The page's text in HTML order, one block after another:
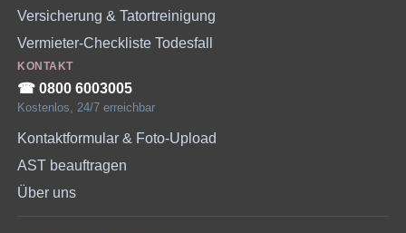
Versicherung & Tatortreinigung
Vermieter-Checkliste Todesfall
KONTAKT
☎︎ 0800 6003005
Kostenlos, 24/7 erreichbar
Kontaktformular & Foto-Upload
AST beauftragen
Über uns